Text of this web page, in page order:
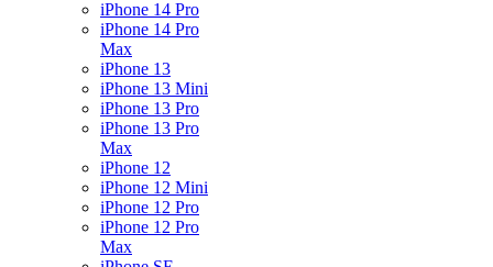
iPhone 14 Pro
iPhone 14 Pro
Max
iPhone 13
iPhone 13 Mini
iPhone 13 Pro
iPhone 13 Pro
Max
iPhone 12
iPhone 12 Mini
iPhone 12 Pro
iPhone 12 Pro
Max